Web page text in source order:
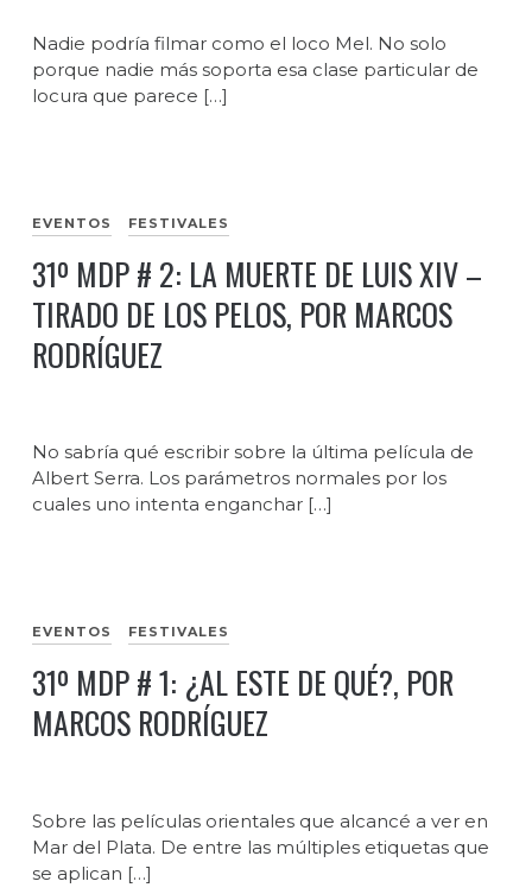
Nadie podría filmar como el loco Mel. No solo
porque nadie más soporta esa clase particular de
locura que parece […]
EVENTOS FESTIVALES
31º MDP # 2: LA MUERTE DE LUIS XIV –
TIRADO DE LOS PELOS, POR MARCOS
RODRÍGUEZ
No sabría qué escribir sobre la última película de
Albert Serra. Los parámetros normales por los
cuales uno intenta enganchar […]
EVENTOS FESTIVALES
31º MDP # 1: ¿AL ESTE DE QUÉ?, POR
MARCOS RODRÍGUEZ
Sobre las películas orientales que alcancé a ver en
Mar del Plata. De entre las múltiples etiquetas que
se aplican […]